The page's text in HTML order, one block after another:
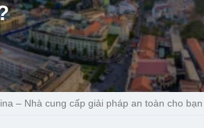
– Nhà cung cấp giải pháp an toàn cho bạn